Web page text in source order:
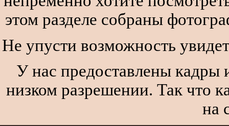
этом разделе собраны
Не упусти возможность
У нас предоставлены кадры
низком разрешении. Так что
на